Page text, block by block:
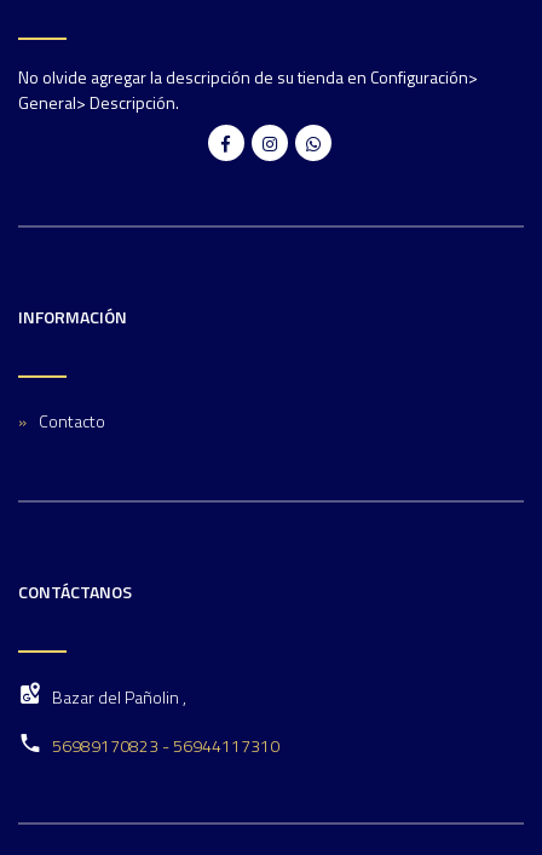
No olvide agregar la descripción de su tienda en Configuración>
General> Descripción.
INFORMACIÓN
Contacto
CONTÁCTANOS
Bazar del Pañolin ,
56989170823 - 56944117310